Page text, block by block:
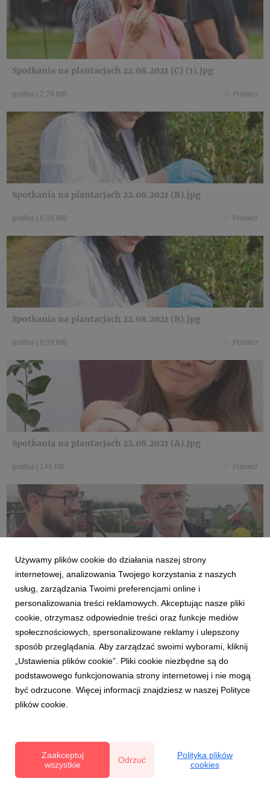
Spotkania na plantacjach 22.08.2021 (C) (1).jpg
grafika 2,79 MB Pobierz
Spotkania na plantacjach 22.08.2021 (B).jpg
grafika 8,09 MB Pobierz
Spotkania na plantacjach 22.08.2021 (B).jpg
grafika 8,09 MB Pobierz
Spotkania na plantacjach 22.08.2021 (A).jpg
grafika 148 KB Pobierz
Spotkania na plantacjach 22.08.2021 (11).jpg
grafika| 1010 KB
Spotkania na plantacjach 22.08.2021 (A).jpg
Używamy plików cookie do działania naszej strony
internetowej, analizowania Twojego korzystania z naszych
usług, zarządzania Twoimi preferencjami online i
personalizowania treści reklamowych. Akceptując nasze pliki
cookie, otrzymasz odpowiednie treści oraz funkcje mediów
społecznościowych, spersonalizowane reklamy i ulepszony
sposób przeglądania. Aby zarządzać swoimi wyborami, kliknij
„Ustawienia plików cookie”. Pliki cookie niezbędne są do
podstawowego funkcjonowania strony internetowej i nie mogą
być odrzucone. Więcej informacji znajdziesz w naszej Polityce
plików cookie.
Zaakceptuj
wszystkie
Odrzuć
Polityka plików
cookies